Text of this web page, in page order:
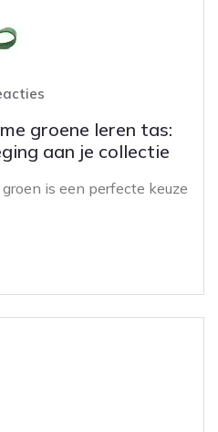
groene leren tas:
aan je collectie
is een perfecte keuze